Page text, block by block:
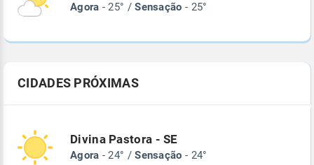
Agora - 25° /Sensação - 25°
CIDADES PRÓXIMAS
Divina Pastora - SE
Agora - 24° /Sensação - 24°